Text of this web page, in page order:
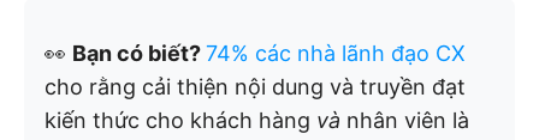
👀 Bạn có biết?74% các nhà lãnh đạo CX
cho rằng cải thiện nội dung và truyền đạt
kiến thức cho khách hàng và nhân viên là